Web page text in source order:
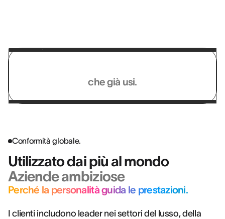
che già usi.
Conformità globale.
Utilizzato dai più al mondo
Aziende ambiziose
Perché la personalità guida le prestazioni.
I clienti includono leader nei settori del lusso, della